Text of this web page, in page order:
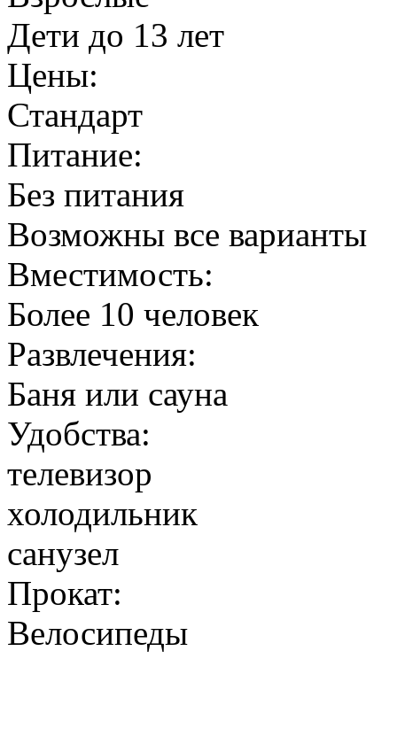
Дети до 13 лет
Цены:
Стандарт
Питание:
Без питания
Возможны все варианты
Вместимость:
Более 10 человек
Развлечения:
Баня или сауна
Удобства:
телевизор
холодильник
санузел
Прокат:
Велосипеды